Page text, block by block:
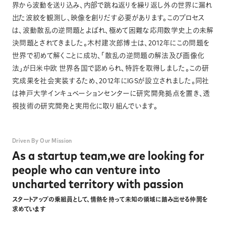
界から波動を送り込み、内部で跳ね返りを繰り返し外の世界に漏れ
出た波紋を観測し、映像を創りだす必要があります。このプロセス
は、波動散乱の逆問題とよばれ、極めて困難な応用数学史上の未解
決問題とされてきました。木村建次郎博士は、2012年にこの問題を
世界で初めて解くことに成功、「散乱の逆問題の解法及び画像化
法」が日米中欧 世界各国で認められ、特許を取得しました。この研
究成果を社会実装するため、2012年にIGSが設立されました。同社
は神戸大学インキュベーションセンターに研究開発拠点を置き、透
視技術の研究開発と実用化に取り組んでいます。
Driven By Our Mission
As a startup team,we are looking for
people who can venture into
uncharted territory with passion
スタートアップの乗組員として、情熱を持って未知の領域に踏み出せる仲間を
求めています